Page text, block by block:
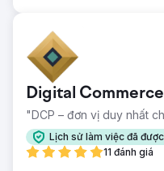
Digital
"DCP – đơn vị duy nhất
Lịch sử làm việc đã
11 đánh giá